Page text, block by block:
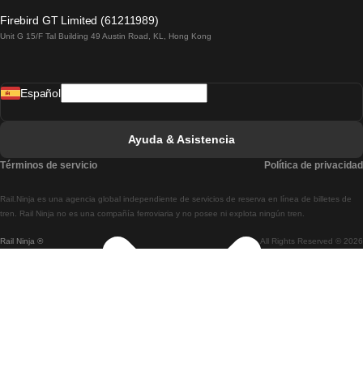
Tren De Lisboa A Madrid
Tren De Lisboa A Braga
Tren De Braga A Lisboa
Firebird GT Limited (61211989)
Unit G 15/F Tal Building 49 Austin Road, KL, Hong Kong
Rail Ninja ® All Rights Reserved © 2026
Rail.Ninja es una agencia global independiente de servicios de reserva en línea de billetes de
tren. Rail Ninja no es una compañía ferroviaria y no posee ni explota ningún tren.
Español
Ayuda & Asistencia
Términos de servicio Política de privacidad